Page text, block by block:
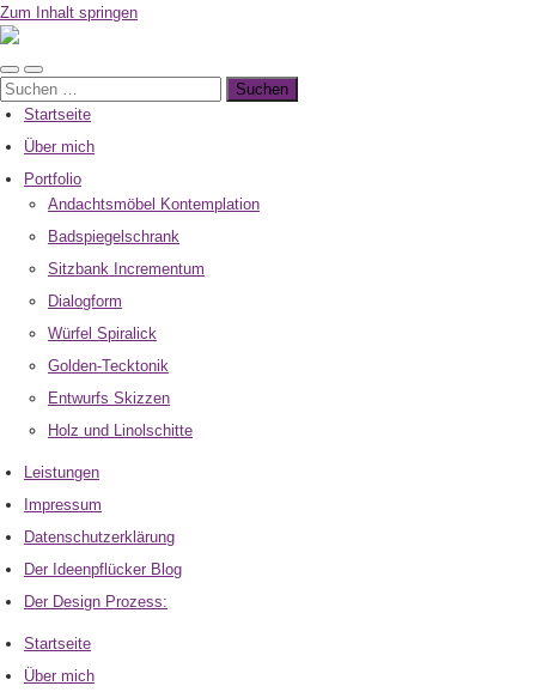
Zum Inhalt springen
Michael
Lust
Gestaltung
Mobile-
Menü
ein-/ausblenden
Suchfeld
ein-/ausblenden
Suchen
nach:Startseite
Über mich
Portfolio
Andachtsmöbel Kontemplation
Badspiegelschrank
Sitzbank Incrementum
Dialogform
Würfel Spiralick
Golden-Tecktonik
Entwurfs Skizzen
Holz und Linolschitte
Leistungen
Impressum
Datenschutzerklärung
Der Ideenpflücker Blog
Der Design Prozess:
Startseite
Über mich